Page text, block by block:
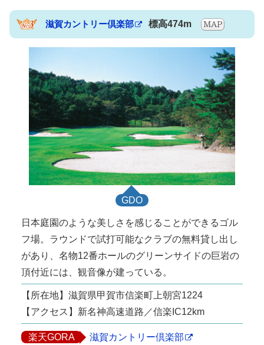
滋賀カントリー倶楽部 標高474m
GDO
日本庭園のような美しさを感じることができるゴル
フ場。ラウンドで試打可能なクラブの無料貸し出し
があり、名物12番ホールのグリーンサイドの巨岩の
頂付近には、観音像が建っている。
【所在地】滋賀県甲賀市信楽町上朝宮1224
【アクセス】新名神高速道路／信楽IC12km
楽天GORA 滋賀カントリー倶楽部